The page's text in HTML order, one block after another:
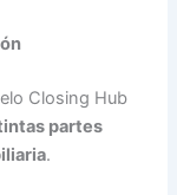
Closing Hub
partes
.